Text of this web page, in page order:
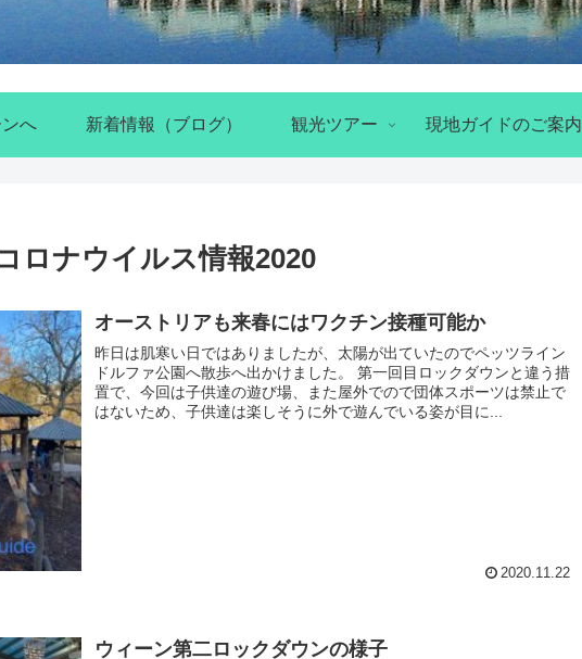
へ 新着情報（ブログ） 観光ツアー 現地ガイドのご案内
ロナウイルス情報2020
オーストリアも来春にはワクチン接種可能か
昨日は肌寒い日ではありましたが、太陽が出ていたのでペッツライン
ドルファ公園へ散歩へ出かけました。 第一回目ロックダウンと違う措
置で、今回は子供達の遊び場、また屋外でので団体スポーツは禁止で
はないため、子供達は楽しそうに外で遊んでいる姿が目に...
2020.11.22
ウィーン第二ロックダウンの様子